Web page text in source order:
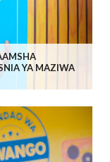
YA MAZIWA